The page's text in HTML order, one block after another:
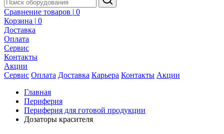
Сравнение товаров | 0
Корзина | 0
Доставка
Оплата
Сервис
Контакты
Акции
Сервис Оплата Доставка Карьера Контакты Акции
Главная
Периферия
Периферия для готовой продукции
Дозаторы красителя